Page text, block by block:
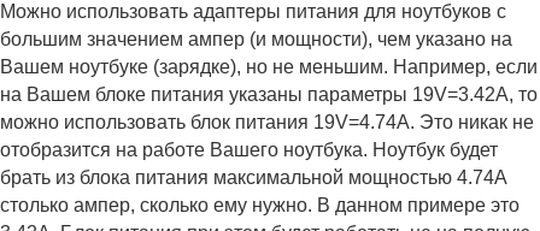
Можно использовать адаптеры питания для ноутбуков с
большим значением ампер (и мощности), чем указано на
Вашем ноутбуке (зарядке), но не меньшим. Например, если
на Вашем блоке питания указаны параметры 19V=3.42A, то
можно использовать блок питания 19V=4.74A. Это никак не
отобразится на работе Вашего ноутбука. Ноутбук будет
брать из блока питания максимальной мощностью 4.74А
столько ампер, сколько ему нужно. В данном примере это